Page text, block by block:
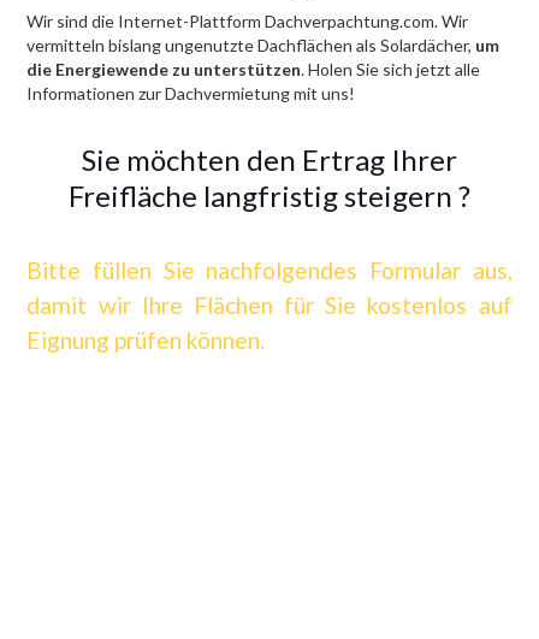
Wir sind die Internet-Plattform Dachverpachtung.com. Wir
vermitteln bislang ungenutzte Dachflächen als Solardächer, um
die Energiewende zu unterstützen. Holen Sie sich jetzt alle
Informationen zur Dachvermietung mit uns!
Sie möchten den Ertrag Ihrer
Freifläche langfristig steigern ?
Bitte füllen Sie nachfolgendes Formular aus,
damit wir Ihre Flächen für Sie kostenlos auf
Eignung prüfen können.